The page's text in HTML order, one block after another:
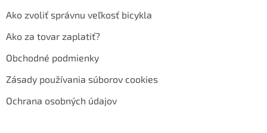
Ako zvoliť správnu veľkosť bicykla
Ako za tovar zaplatiť?
Obchodné podmienky
Zásady používania súborov cookies
Ochrana osobných údajov